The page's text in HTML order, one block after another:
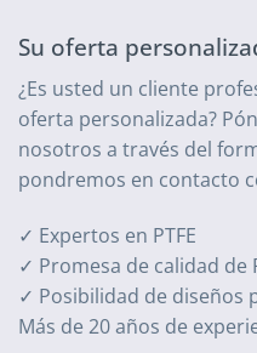
Su oferta
¿Es usted un cliente
oferta personalizada?
nosotros a través del
pondremos en contacto
✓ Expertos en PTFE
✓ Promesa de calidad de
✓ Posibilidad de diseños
Más de 20 años de